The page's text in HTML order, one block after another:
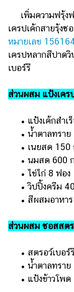
เพิ่มความฟรุ้งฟ
เครปเค้กสายรุ้งซ
หมายเลข
เครปหลากสีปาด
เบอร์รี
ส่วนผสม แป้งเคร
• แป้งเค้กสำเ
• น้ำตาลทราย
• เนยสด 150
• นมสด 600
• ไข่ไก่ 8 ฟอง
• วิปปิ้งครีม
• สีผสมอาหาร
ส่วนผสม ซอสสตร
• สตรอว์เบอร์
• น้ำตาลทราย
• แป้งข้าวโพด